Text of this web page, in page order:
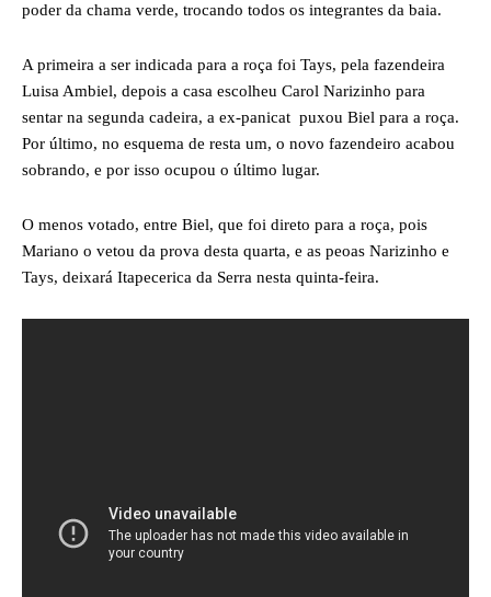
poder da chama verde, trocando todos os integrantes da baia.
A primeira a ser indicada para a roça foi Tays, pela fazendeira
Luisa Ambiel, depois a casa escolheu Carol Narizinho para
sentar na segunda cadeira, a ex-panicat puxou Biel para a roça.
Por último, no esquema de resta um, o novo fazendeiro acabou
sobrando, e por isso ocupou o último lugar.
O menos votado, entre Biel, que foi direto para a roça, pois
Mariano o vetou da prova desta quarta, e as peoas Narizinho e
Tays, deixará Itapecerica da Serra nesta quinta-feira.